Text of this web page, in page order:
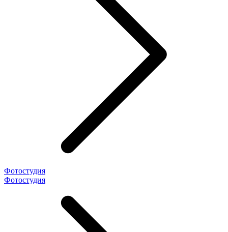
Фотостудия
Фотостудия